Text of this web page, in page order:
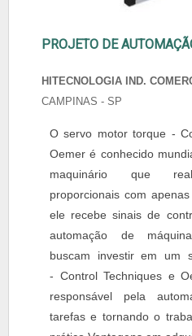
PROJETO DE
HITECNOLOGIA IND.
CAMPINAS - SP
O servo motor torque -
Oemer é conhecido
maquinário que
proporcionais com
ele recebe sinais de
automação de
buscam investir em um
- Control Techniques e
responsável pela
tarefas e tornando o